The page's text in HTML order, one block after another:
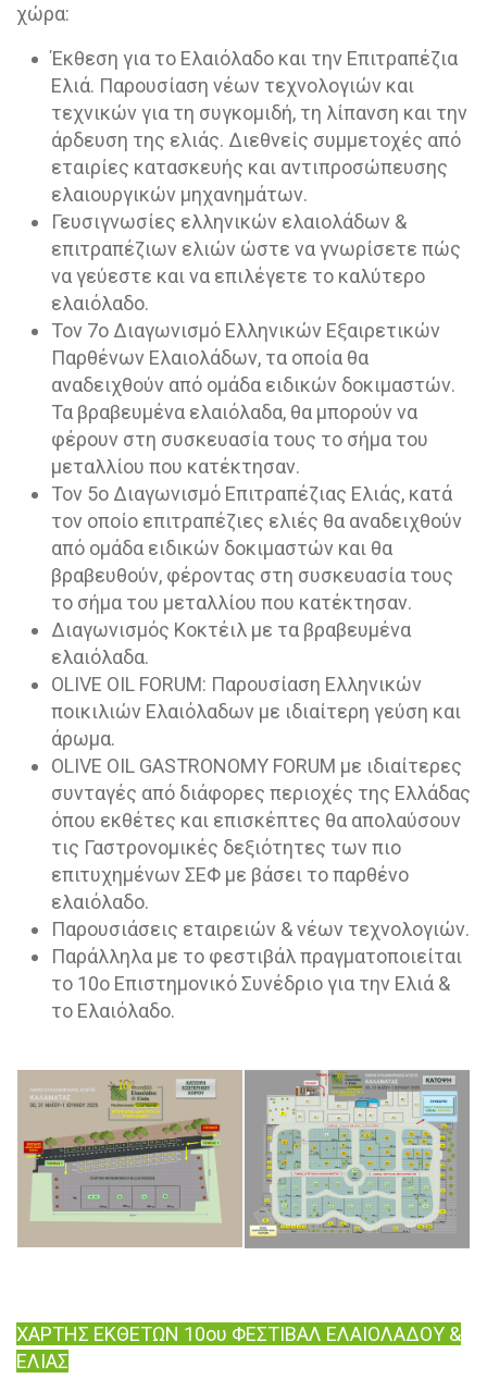
χώρα:
Έκθεση για το Ελαιόλαδο και την Επιτραπέζια
Ελιά. Παρουσίαση νέων τεχνολογιών και
τεχνικών για τη συγκομιδή, τη λίπανση και την
άρδευση της ελιάς. Διεθνείς συμμετοχές από
εταιρίες κατασκευής και αντιπροσώπευσης
ελαιουργικών μηχανημάτων.
Γευσιγνωσίες ελληνικών ελαιολάδων &
επιτραπέζιων ελιών ώστε να γνωρίσετε πώς
να γεύεστε και να επιλέγετε το καλύτερο
ελαιόλαδο.
Τον 7ο Διαγωνισμό Ελληνικών Εξαιρετικών
Παρθένων Ελαιολάδων, τα οποία θα
αναδειχθούν από ομάδα ειδικών δοκιμαστών.
Τα βραβευμένα ελαιόλαδα, θα μπορούν να
φέρουν στη συσκευασία τους το σήμα του
μεταλλίου που κατέκτησαν.
Τον 5ο Διαγωνισμό Επιτραπέζιας Ελιάς, κατά
τον οποίο επιτραπέζιες ελιές θα αναδειχθούν
από ομάδα ειδικών δοκιμαστών και θα
βραβευθούν, φέροντας στη συσκευασία τους
το σήμα του μεταλλίου που κατέκτησαν.
Διαγωνισμός Κοκτέιλ με τα βραβευμένα
ελαιόλαδα.
OLIVE OIL FORUM: Παρουσίαση Ελληνικών
ποικιλιών Ελαιόλαδων με ιδιαίτερη γεύση και
άρωμα.
OLIVE OIL GASTRONOMY FORUM με ιδιαίτερες
συνταγές από διάφορες περιοχές της Ελλάδας
όπου εκθέτες και επισκέπτες θα απολαύσουν
τις Γαστρονομικές δεξιότητες των πιο
επιτυχημένων ΣΕΦ με βάσει το παρθένο
ελαιόλαδο.
Παρουσιάσεις εταιρειών & νέων τεχνολογιών.
Παράλληλα με το φεστιβάλ πραγματοποιείται
το 10ο Επιστημονικό Συνέδριο για την Ελιά &
το Ελαιόλαδο.
ΧΑΡΤΗΣ ΕΚΘΕΤΩΝ 10ου ΦΕΣΤΙΒΑΛ ΕΛΑΙΟΛΑΔΟΥ &
ΕΛΙΑΣ